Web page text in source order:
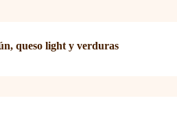
queso light y verduras